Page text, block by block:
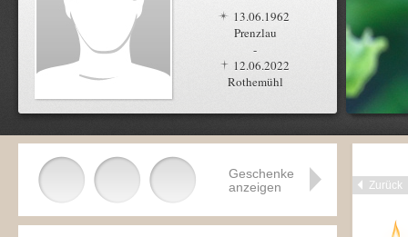
13.06.1962
Prenzlau
-
12.06.2022
Rothemühl
Zurück
Geschenke
anzeigen